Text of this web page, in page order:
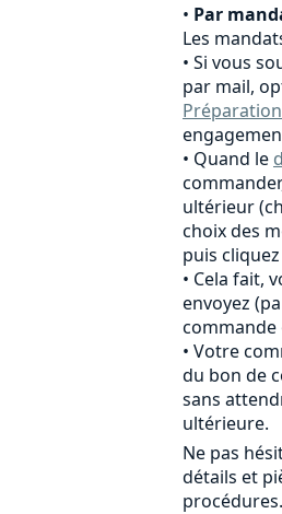
• Par
Les
Si vous
par mail,
Quand le
ultérieur
choix des
puis
Cela fait,
envoyez
commande
Votre
du bon de
sans
ultérieure.
Ne pas
détails et
procédures.